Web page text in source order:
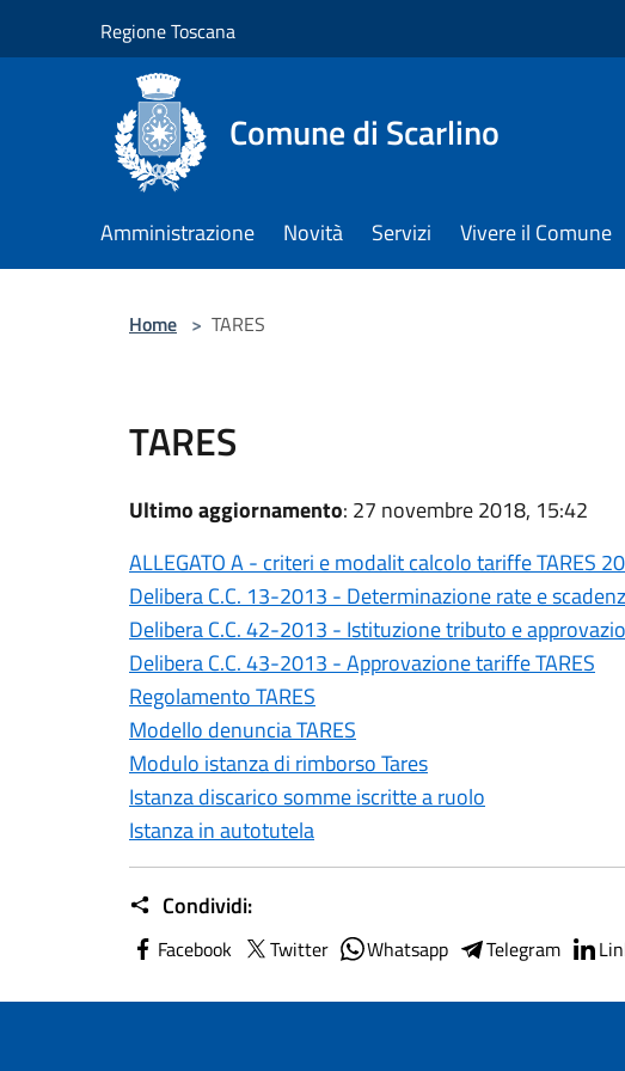
Regione Toscana
Comune di Scarlino
Amministrazione Novità Servizi Vivere il Comune
Home > TARES
TARES
Ultimo aggiornamento: 27 novembre 2018, 15:42
ALLEGATO A - criteri e modalit calcolo tariffe TARES
Delibera C.C. 13-2013 - Determinazione rate e
Delibera C.C. 42-2013 - Istituzione tributo e
Delibera C.C. 43-2013 - Approvazione tariffe TARES
Regolamento TARES
Modello denuncia TARES
Modulo istanza di rimborso Tares
Istanza discarico somme iscritte a ruolo
Istanza in autotutela
Condividi:
Facebook Twitter Whatsapp Telegram